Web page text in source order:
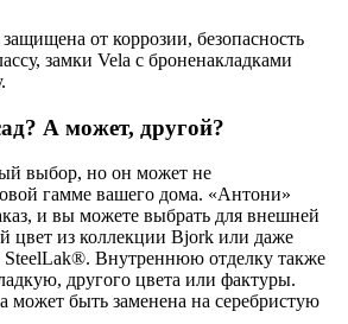
от коррозии, безопасность
замки Vela с броненакладками
А может, другой?
выбор, но он может не
гамме вашего дома. «Антони»
и вы можете выбрать для внешней
цвет из коллекции Bjork или даже
SteelLak®. Внутреннюю отделку также
другого цвета или фактуры.
может быть заменена на серебристую